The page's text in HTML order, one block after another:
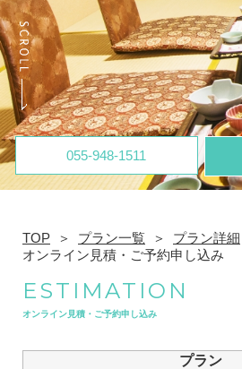
055-948-1511
TOP プラン一覧
プラン詳細
オンライン見積・ご予約申し込み
ESTIMATION
オンライン見積・ご予約申し込み
プラン